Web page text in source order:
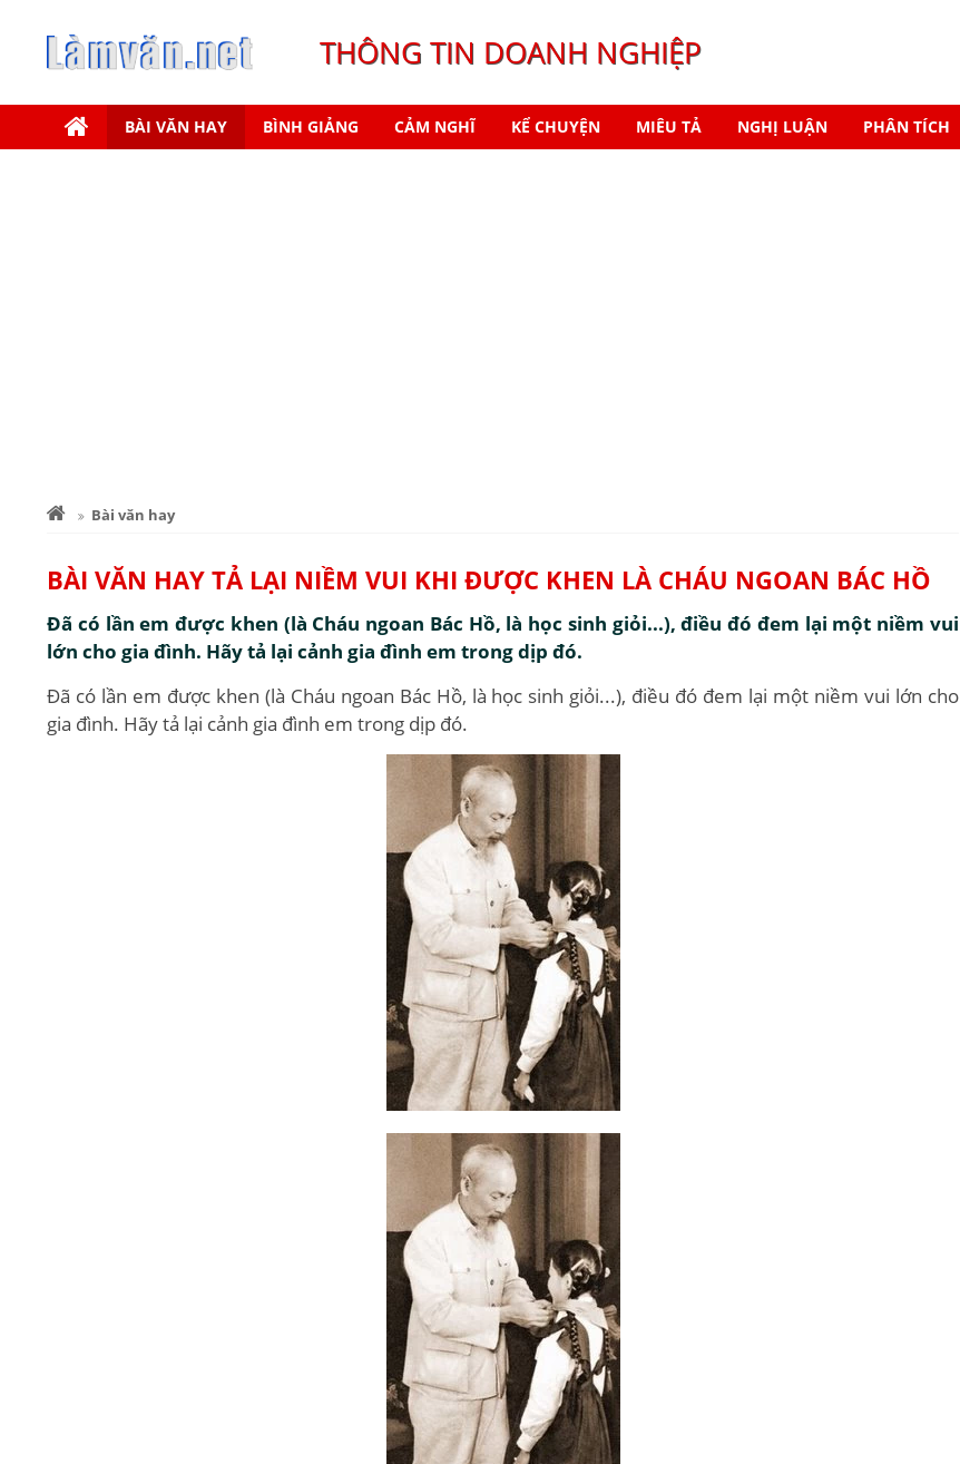
THÔNG TIN DOANH NGHIỆP
BÀI VĂN HAY BÌNH GIẢNG CẢM NGHĨ KỂ CHUYỆN MIÊU TẢ NGHỊ LUẬN PHÂN TÍCH
Bài văn hay
BÀI VĂN HAY TẢ LẠI NIỀM VUI KHI ĐƯỢC KHEN LÀ CHÁU NGOAN BÁC HỒ
Đã có lần em được khen (là Cháu ngoan Bác Hồ, là học sinh giỏi...), điều đó đem lại một niềm vui
lớn cho gia đình. Hãy tả lại cảnh gia đình em trong dịp đó.
Đã có lần em được khen (là Cháu ngoan Bác Hồ, là học sinh giỏi...), điều đó đem lại một niềm vui lớn cho
gia đình. Hãy tả lại cảnh gia đình em trong dịp đó.